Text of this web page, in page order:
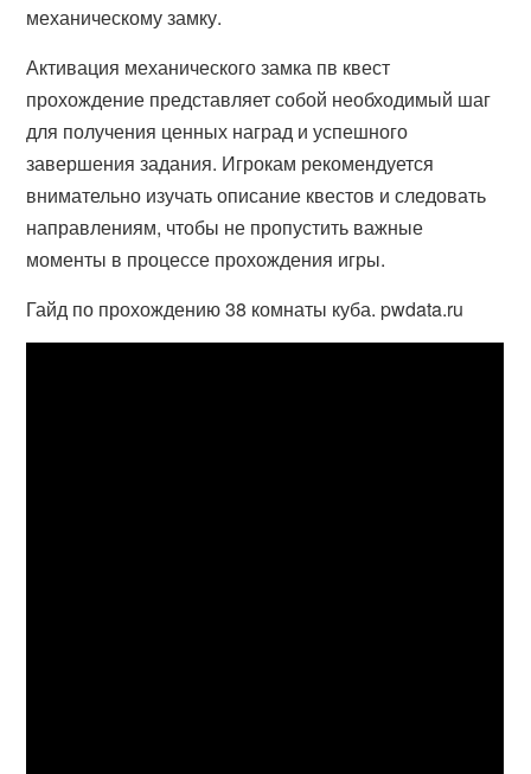
механическому замку.
Активация механического замка пв квест
прохождение представляет собой необходимый шаг
для получения ценных наград и успешного
завершения задания. Игрокам рекомендуется
внимательно изучать описание квестов и следовать
направлениям, чтобы не пропустить важные
моменты в процессе прохождения игры.
Гайд по прохождению 38 комнаты куба. pwdata.ru